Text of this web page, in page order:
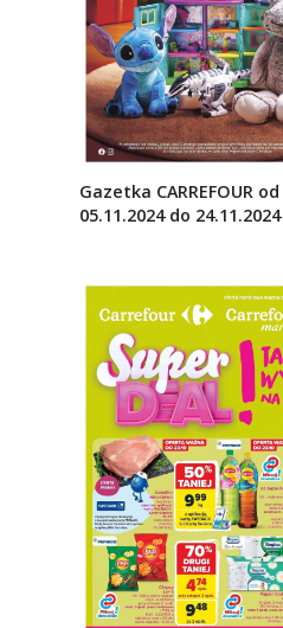
Gazetka CARREFOUR od
05.11.2024 do 24.11.2024